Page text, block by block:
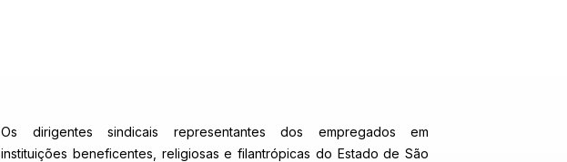
Os dirigentes sindicais representantes dos empregados em
instituições beneficentes, religiosas e filantrópicas do Estado de São